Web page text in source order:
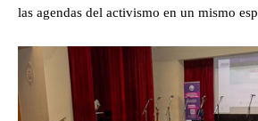
las agendas del activismo en un mismo